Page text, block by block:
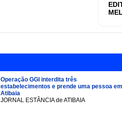
Operação GGI interdita três
estabelecimentos e prende uma pessoa em
Atibaia
JORNAL ESTÂNCIA de ATIBAIA